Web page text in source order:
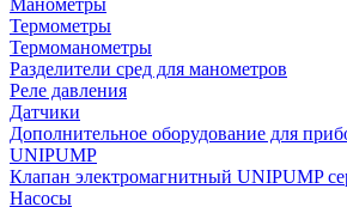
Манометры
Термометры
Термоманометры
Разделители сред для манометров
Реле давления
Датчики
Дополнительное оборудование для
UNIPUMP
Клапан электромагнитный UNIPUMP
Насосы